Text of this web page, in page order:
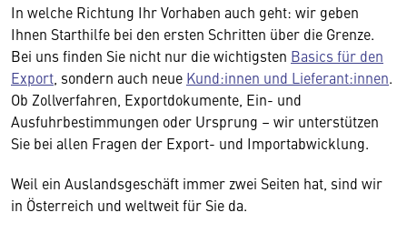
In welche Richtung Ihr Vorhaben auch geht: wir geben
Ihnen Starthilfe bei den ersten Schritten über die Grenze.
Bei uns finden Sie nicht nur die wichtigsten Basics für den
Export , sondern auch neue Kund:innen und Lieferant:innen.
Ob Zollverfahren, Exportdokumente, Ein- und
Ausfuhrbestimmungen oder Ursprung – wir unterstützen
Sie bei allen Fragen der Export- und Importabwicklung.
Weil ein Auslandsgeschäft immer zwei Seiten hat, sind wir
in Österreich und weltweit für Sie da.